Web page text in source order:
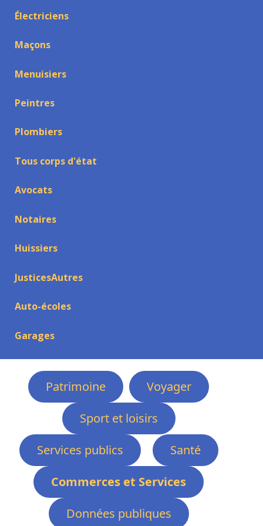
Électriciens
Maçons
Menuisiers
Peintres
Plombiers
Tous corps d'état
Avocats
Notaires
Huissiers
JusticesAutres
Auto-écoles
Garages
Patrimoine
Voyager
Sport et loisirs
Services publics
Santé
Commerces et Services
Données publiques